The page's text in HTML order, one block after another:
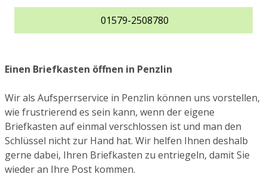
01579-2508780
Einen Briefkasten öffnen in Penzlin
Wir als Aufsperrservice in Penzlin können uns vorstellen,
wie frustrierend es sein kann, wenn der eigene
Briefkasten auf einmal verschlossen ist und man den
Schlüssel nicht zur Hand hat. Wir helfen Ihnen deshalb
gerne dabei, Ihren Briefkasten zu entriegeln, damit Sie
wieder an Ihre Post kommen.